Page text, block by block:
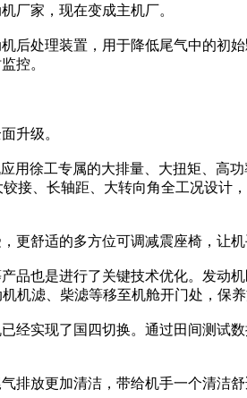
厂家，现在变成主机厂。
处理装置，用于降低尾气中的初
控。
升级。
徐工专属的大排量、大扭矩、高
接、长轴距、大转向角全工况设
舒适的多方位可调减震座椅，让机
也是进行了关键技术优化。发动
滤、柴滤等移至机舱开门处，保
实现了国四切换。通过田间测试
放更加清洁，带给机手一个清洁舒